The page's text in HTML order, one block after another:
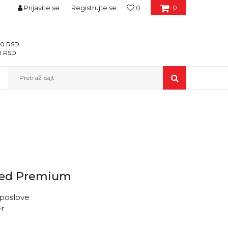
0
0
Prijavite se Registrujte se
RSD
RSD
Pretraži sajt
Premium